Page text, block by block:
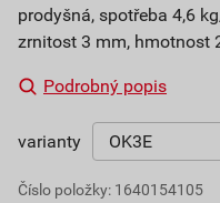
prodyšná, spotřeba 4,6
zrnitost 3 mm, hmotnost
Podrobný popis
varianty
Číslo položky: 1640154105